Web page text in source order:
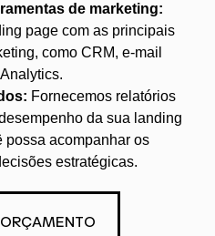
de marketing:
page com as principais
como CRM, e-mail
Fornecemos relatórios
da sua landing
possa acompanhar os
estratégicas.